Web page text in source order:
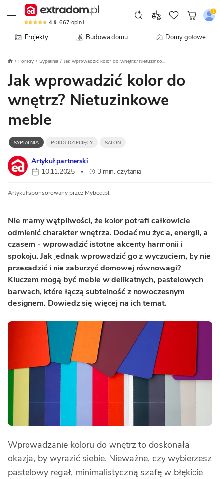
4.9 667 opinii
Projekty Budowa domu Domy gotowe
Porady Sypialnia Jak wprowadzić kolor do wnętrz? Nietuzinko...
Jak wprowadzić kolor do
wnętrz? Nietuzinkowe
meble
SYPIALNIA POKÓJ DZIECIĘCY SALON
Artykuł partnerski
10.11.2025
• 3 min. czytania
Artykuł sponsorowany przez Mybed.pl.
Nie mamy wątpliwości, że kolor potrafi całkowicie
odmienić charakter wnętrza. Dodać mu życia, energii, a
czasem - wprowadzić istotne akcenty harmonii i
spokoju. Jak jednak wprowadzić go z wyczuciem, by nie
przesadzić i nie zaburzyć domowej równowagi?
Kluczem mogą być meble w delikatnych, pastelowych
barwach, które łączą subtelność z nowoczesnym
designem. Dowiedz się więcej na ich temat.
Wprowadzanie koloru do wnętrz to doskonała
okazja, by wyrazić siebie. Nieważne, czy wybierzesz
pastelowy regał, minimalistyczną szafę w błękicie